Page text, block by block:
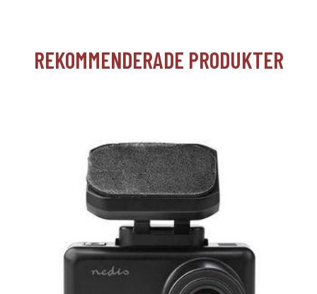
REKOMMENDERADE PRODUKTER